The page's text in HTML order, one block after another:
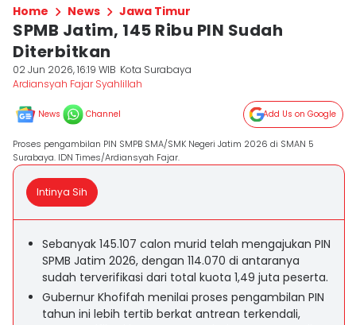
Home News Jawa Timur
SPMB Jatim, 145 Ribu PIN Sudah
Diterbitkan
02 Jun 2026, 16:19 WIB Kota Surabaya
Ardiansyah Fajar Syahlillah
News Channel Add Us on Google
Proses pengambilan PIN SMPB SMA/SMK Negeri Jatim 2026 di SMAN 5
Surabaya. IDN Times/Ardiansyah Fajar.
Intinya Sih
Sebanyak 145.107 calon murid telah mengajukan PIN
SPMB Jatim 2026, dengan 114.070 di antaranya
sudah terverifikasi dari total kuota 1,49 juta peserta.
Gubernur Khofifah menilai proses pengambilan PIN
tahun ini lebih tertib berkat antrean terkendali,